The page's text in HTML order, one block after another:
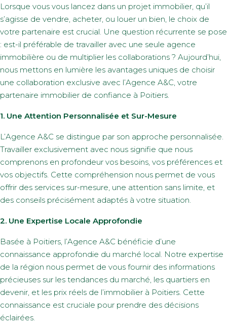
Lorsque vous vous lancez dans un projet immobilier, qu’il
s’agisse de vendre, acheter, ou louer un bien, le choix de
votre partenaire est crucial. Une question récurrente se pose
: est-il préférable de travailler avec une seule agence
immobilière ou de multiplier les collaborations ? Aujourd’hui,
nous mettons en lumière les avantages uniques de choisir
une collaboration exclusive avec l’Agence A&C, votre
partenaire immobilier de confiance à Poitiers.
1. Une Attention Personnalisée et Sur-Mesure
L’Agence A&C se distingue par son approche personnalisée.
Travailler exclusivement avec nous signifie que nous
comprenons en profondeur vos besoins, vos préférences et
vos objectifs. Cette compréhension nous permet de vous
offrir des services sur-mesure, une attention sans limite, et
des conseils précisément adaptés à votre situation.
2. Une Expertise Locale Approfondie
Basée à Poitiers, l’Agence A&C bénéficie d’une
connaissance approfondie du marché local. Notre expertise
de la région nous permet de vous fournir des informations
précieuses sur les tendances du marché, les quartiers en
devenir, et les prix réels de l’immobilier à Poitiers. Cette
connaissance est cruciale pour prendre des décisions
éclairées.